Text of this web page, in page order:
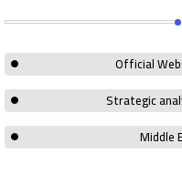
Official
Strategic
Middle